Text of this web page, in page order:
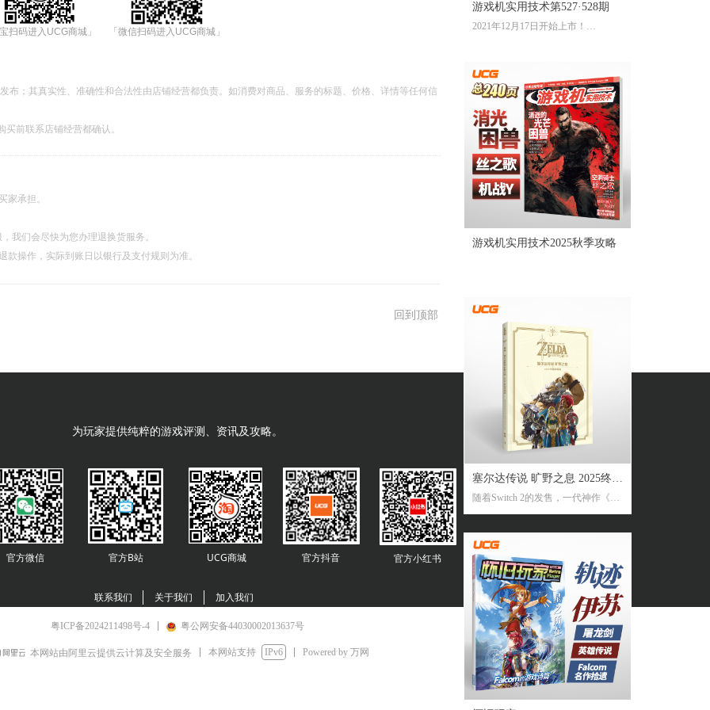
回到顶部
；其真实性、准确性和合法性由店铺经营都负责。如消费对商品、服务的标题、价格、详情等任何信
前联系店铺经营都确认。
承担。
我们会尽快为您办理退换货服务。
操作，实际到账日以银行及支付规则为准。
游戏机实用技术第527·528期
2021年12月17日开始上市！
游戏机实用技术2025秋季攻略
塞尔达传说 旷野之息 2025终极
攻略本
随着Switch 2的发售，一代神作《旷
野之息》推出了追加新要素新功能
受好评的完全攻略本基础上，增加
了16页全新内容，总页数达到了316
页。新增内容包括NS2版详解、ZEL
DA NOTES指南，以及新增的125个
塞尔达声之记忆的收集地图及其内
容！
「微信扫码进入UCG商城」
扫码进入UCG商城」
官方B站
官方微信
为玩家提供纯粹的游戏评测、资讯及攻略。
联系我们 关于我们 加入我们
UCG商城 官方抖音 官方小红书
粤ICP备2024211498号-4 粤公网安备44030002013637号
本网站由阿里云提供云计算及安全服务 本网站支持 IPv6 Powered by 万网